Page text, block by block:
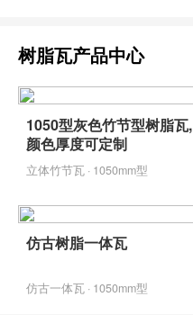
树脂瓦产品中心
1050型灰色竹节型树脂瓦,
颜色厚度可定制
立体竹节瓦 · 1050mm型
仿古树脂一体瓦
仿古一体瓦 · 1050mm型